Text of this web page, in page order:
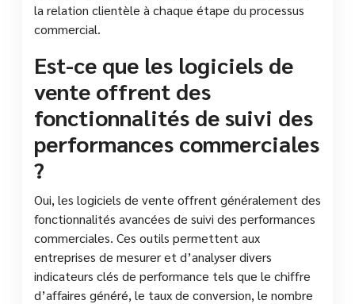
la relation clientèle à chaque étape du processus
commercial.
Est-ce que les logiciels de
vente offrent des
fonctionnalités de suivi des
performances commerciales
?
Oui, les logiciels de vente offrent généralement des
fonctionnalités avancées de suivi des performances
commerciales. Ces outils permettent aux
entreprises de mesurer et d’analyser divers
indicateurs clés de performance tels que le chiffre
d’affaires généré, le taux de conversion, le nombre